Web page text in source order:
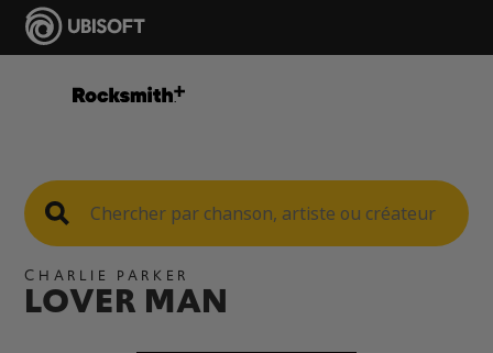
CHARLIE PARKER
LOVER MAN